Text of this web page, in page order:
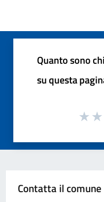
Quanto sono
su questa
Contatta il comune